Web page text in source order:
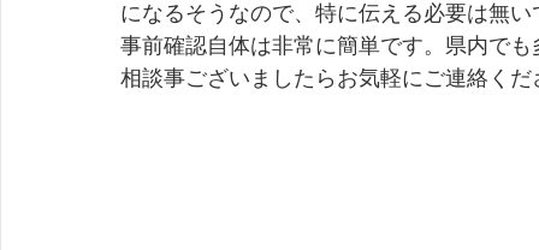
になるそうなので、特に伝える必要は無い
事前確認自体は非常に簡単です。県内で
相談事ございましたらお気軽にご連絡く